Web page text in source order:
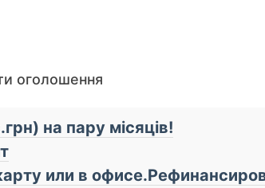
оголошення
на пару місяців!
или в